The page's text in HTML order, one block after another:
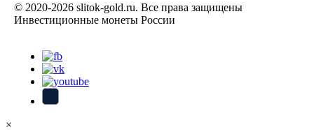
© 2020-2026 slitok-gold.ru. Все права защищены
Инвестиционные монеты России
×